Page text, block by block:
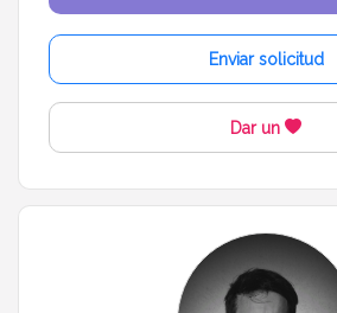
Enviar solicitud
Dar un